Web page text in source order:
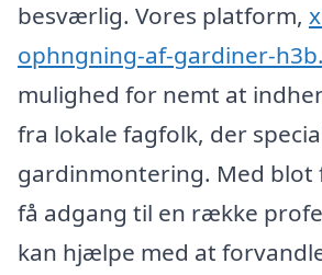
besværlig. Vores platform,
ophngning-af-gardiner-
mulighed for nemt at
fra lokale fagfolk, der
gardinmontering. Med blot
få adgang til en række
kan hjælpe med at